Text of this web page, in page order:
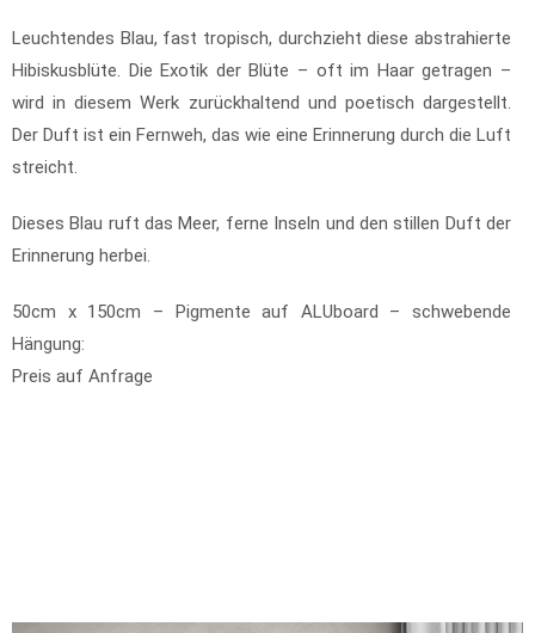
Leuchtendes Blau, fast tropisch, durchzieht diese abstrahierte
Hibiskusblüte. Die Exotik der Blüte – oft im Haar getragen –
wird in diesem Werk zurückhaltend und poetisch dargestellt.
Der Duft ist ein Fernweh, das wie eine Erinnerung durch die Luft
streicht.
Dieses Blau ruft das Meer, ferne Inseln und den stillen Duft der
Erinnerung herbei.
50cm x 150cm – Pigmente auf ALUboard – schwebende
Hängung:
Preis auf Anfrage